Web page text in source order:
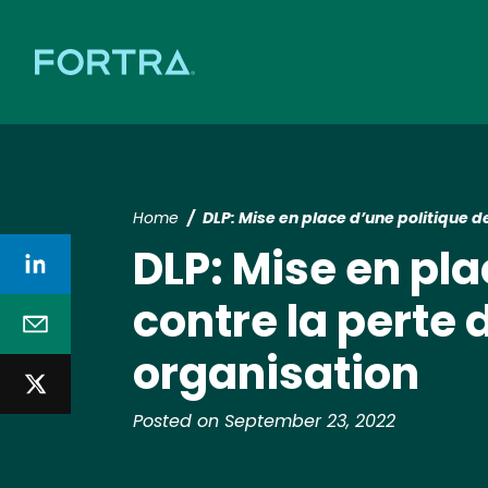
Home DLP: Mise en place d’une
DLP: Mise en
contre la perte
organisation
Posted on September 23, 2022